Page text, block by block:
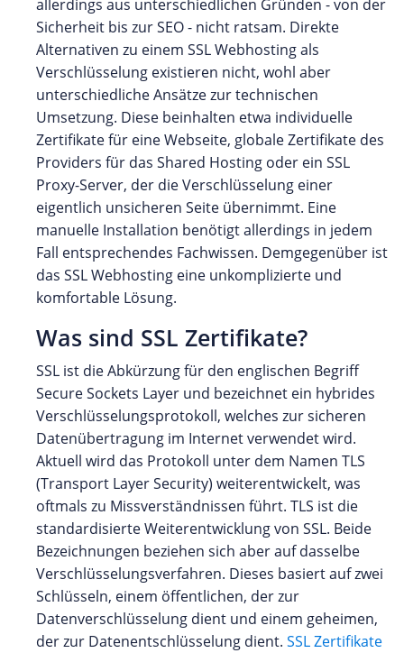
allerdings aus unterschiedlichen Gründen - von der
Sicherheit bis zur SEO - nicht ratsam. Direkte
Alternativen zu einem SSL Webhosting als
Verschlüsselung existieren nicht, wohl aber
unterschiedliche Ansätze zur technischen
Umsetzung. Diese beinhalten etwa individuelle
Zertifikate für eine Webseite, globale Zertifikate des
Providers für das Shared Hosting oder ein SSL
Proxy-Server, der die Verschlüsselung einer
eigentlich unsicheren Seite übernimmt. Eine
manuelle Installation benötigt allerdings in jedem
Fall entsprechendes Fachwissen. Demgegenüber ist
das SSL Webhosting eine unkomplizierte und
komfortable Lösung.
Was sind SSL Zertifikate?
SSL ist die Abkürzung für den englischen Begriff
Secure Sockets Layer und bezeichnet ein hybrides
Verschlüsselungsprotokoll, welches zur sicheren
Datenübertragung im Internet verwendet wird.
Aktuell wird das Protokoll unter dem Namen TLS
(Transport Layer Security) weiterentwickelt, was
oftmals zu Missverständnissen führt. TLS ist die
standardisierte Weiterentwicklung von SSL. Beide
Bezeichnungen beziehen sich aber auf dasselbe
Verschlüsselungsverfahren. Dieses basiert auf zwei
Schlüsseln, einem öffentlichen, der zur
Datenverschlüsselung dient und einem geheimen,
der zur Datenentschlüsselung dient. SSL Zertifikate